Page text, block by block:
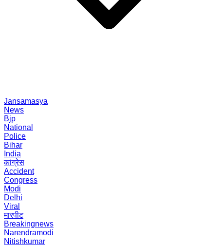
Jansamasya
News
Bjp
National
Police
Bihar
India
कांग्रेस
Accident
Congress
Modi
Delhi
Viral
मारपीट
Breakingnews
Narendramodi
Nitishkumar